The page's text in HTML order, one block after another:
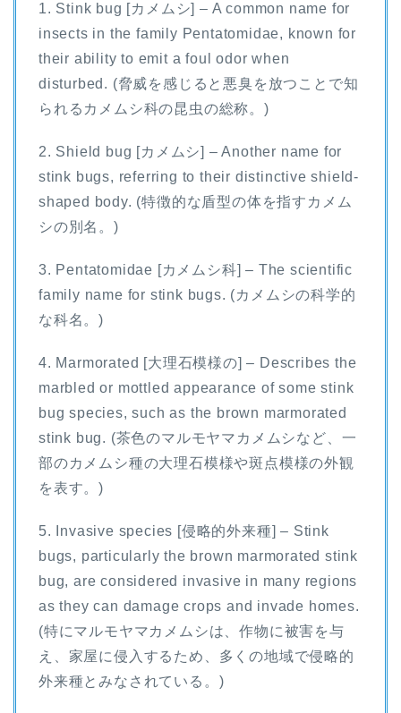
1. Stink bug [カメムシ] – A common name for
insects in the family Pentatomidae, known for
their ability to emit a foul odor when
disturbed. (脅威を感じると悪臭を放つことで知
られるカメムシ科の昆虫の総称。)
2. Shield bug [カメムシ] – Another name for
stink bugs, referring to their distinctive shield-
shaped body. (特徴的な盾型の体を指すカメム
シの別名。)
3. Pentatomidae [カメムシ科] – The scientific
family name for stink bugs. (カメムシの科学的
な科名。)
4. Marmorated [大理石模様の] – Describes the
marbled or mottled appearance of some stink
bug species, such as the brown marmorated
stink bug. (茶色のマルモヤマカメムシなど、一
部のカメムシ種の大理石模様や斑点模様の外観
を表す。)
5. Invasive species [侵略的外来種] – Stink
bugs, particularly the brown marmorated stink
bug, are considered invasive in many regions
as they can damage crops and invade homes.
(特にマルモヤマカメムシは、作物に被害を与
え、家屋に侵入するため、多くの地域で侵略的
外来種とみなされている。)